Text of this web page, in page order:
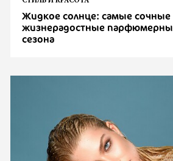
Жидкое солнце: самые сочные
жизнерадостные
сезона